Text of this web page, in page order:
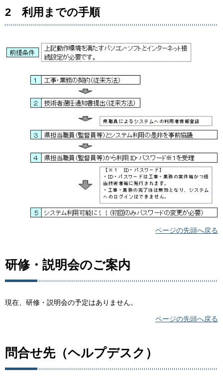
2 利用までの手順
ページの先頭へ戻る
研修・説明会のご案内
現在、研修・説明会の予定はありません。
ページの先頭へ戻る
問合せ先（ヘルプデスク）